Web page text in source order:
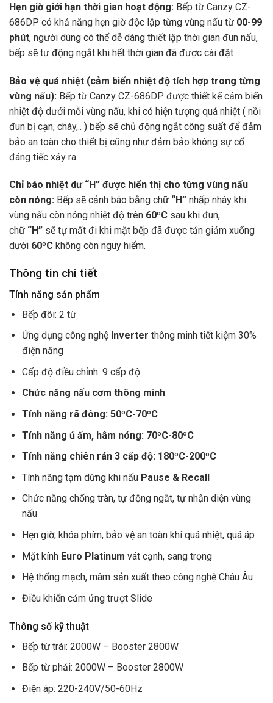
Hẹn giờ giới hạn thời gian hoạt động: Bếp từ Canzy CZ-
686DP có khả năng hẹn giờ độc lập từng vùng nấu từ 00-99
phút, người dùng có thể dễ dàng thiết lập thời gian đun nấu,
bếp sẽ tư động ngắt khi hết thời gian đã được cài đặt
Bảo vệ quá nhiệt (cảm biến nhiệt độ tích hợp trong từng
vùng nấu): Bếp từ Canzy CZ-686DP được thiết kế cảm biến
nhiệt độ dưới mỗi vùng nấu, khi có hiện tượng quá nhiệt ( nồi
đun bị cạn, cháy,.. ) bếp sẽ chủ động ngắt công suất để đảm
bảo an toàn cho thiết bị cũng như đảm bảo không sự cố
đáng tiếc xảy ra.
Chỉ báo nhiệt dư “H” được hiển thị cho từng vùng nấu
còn nóng: Bếp sẽ cảnh báo bằng chữ “H” nhấp nháy khi
vùng nấu còn nóng nhiệt độ trên 60ºC sau khi đun,
chữ “H” sẽ tự mất đi khi mặt bếp đã được tản giảm xuống
dưới 60ºC không còn nguy hiểm.
Thông tin chi tiết
Tính năng sản phẩm
Bếp đôi: 2 từ
Ứng dụng công nghệ Inverter thông minh tiết kiệm 30%
điện năng
Cấp độ điều chỉnh: 9 cấp độ
Chức năng nấu cơm thông minh
Tính năng rã đông: 50ºC-70ºC
Tính năng ủ ấm, hâm nóng: 70ºC-80ºC
Tính năng chiên rán 3 cấp độ: 180ºC-200ºC
Tính năng tạm dừng khi nấu Pause & Recall
Chức năng chống tràn, tự động ngắt, tự nhận diện vùng
nấu
Hẹn giờ, khóa phím, bảo vệ an toàn khi quá nhiệt, quá áp
Mặt kính Euro Platinum vát cạnh, sang trọng
Hệ thống mạch, mâm sản xuất theo công nghệ Châu Âu
Điều khiển cảm ứng trượt Slide
Thông số kỹ thuật
Bếp từ trái: 2000W – Booster 2800W
Bếp từ phải: 2000W – Booster 2800W
Điện áp: 220-240V/50-60Hz